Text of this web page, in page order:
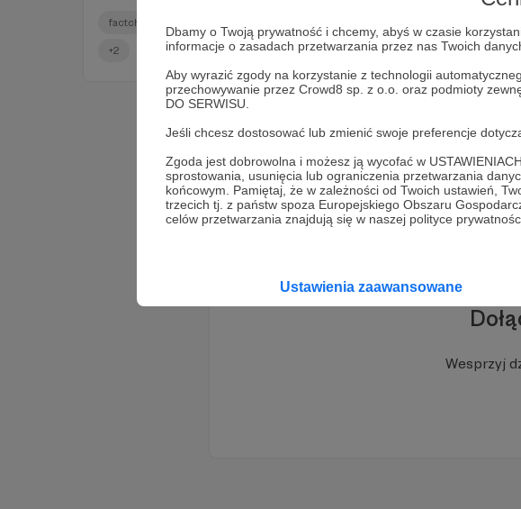
Dbamy o Twoją prywatność i chcemy, abyś w czasie
informacje o zasadach przetwarzania przez nas Twoich
Aby wyrazić zgody na korzystanie z technologii
przechowywanie przez Crowd8 sp. z o.o. oraz podmioty
DO SERWISU.
Jeśli chcesz dostosować lub zmienić swoje preferencje
Zgoda jest dobrowolna i możesz ją wycofać w
sprostowania, usunięcia lub ograniczenia przetwarzania
końcowym. Pamiętaj, że w zależności od Twoich ustawień,
trzecich tj. z państw spoza Europejskiego Obszaru
celów przetwarzania znajdują się w naszej polityce
Ustawienia zaawansowane
negujące zbrodnie katyńską. Przywołujemy kilka
faktów dotyczących eksportu tytoniu przez Polskę, a
także przedstawiamy teksty naszych wolontariuszy
ochotę dołączyć do klubu dyskusyjnego?
Zapraszam do lektury i zgłaszania chęci udziału.
factchecking
+2
Wesprzyj